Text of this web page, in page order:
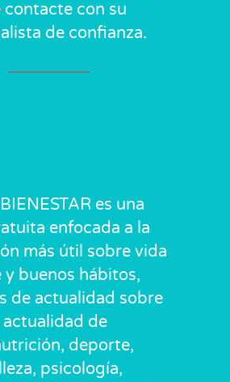
contacte con su
de confianza.
es una
enfocada a la
más útil sobre vida
y buenos hábitos,
de actualidad sobre
actualidad de
deporte,
psicología,